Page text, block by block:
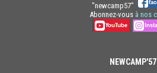
"newcamp57"
Abonnez-vous à nos
NEWCAMP'57